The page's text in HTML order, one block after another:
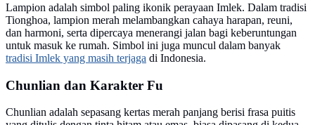
Lampion adalah simbol paling ikonik perayaan Imlek. Dalam tradisi
Tionghoa, lampion merah melambangkan cahaya harapan, reuni,
dan harmoni, serta dipercaya menerangi jalan bagi keberuntungan
untuk masuk ke rumah. Simbol ini juga muncul dalam banyak
tradisi Imlek yang masih terjaga di Indonesia.
Chunlian dan Karakter Fu
Chunlian adalah sepasang kertas merah panjang berisi frasa puitis